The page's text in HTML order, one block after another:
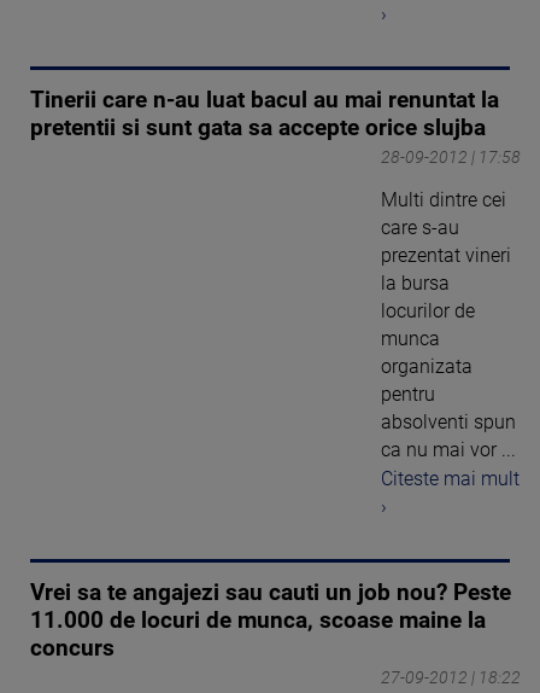
›
Tinerii care n-au luat bacul au mai renuntat la
pretentii si sunt gata sa accepte orice slujba
28-09-2012 | 17:58
Multi dintre cei
care s-au
prezentat vineri
la bursa
locurilor de
munca
organizata
pentru
absolventi spun
ca nu mai vor ...
Citeste mai mult
›
Vrei sa te angajezi sau cauti un job nou? Peste
11.000 de locuri de munca, scoase maine la
concurs
27-09-2012 | 18:22